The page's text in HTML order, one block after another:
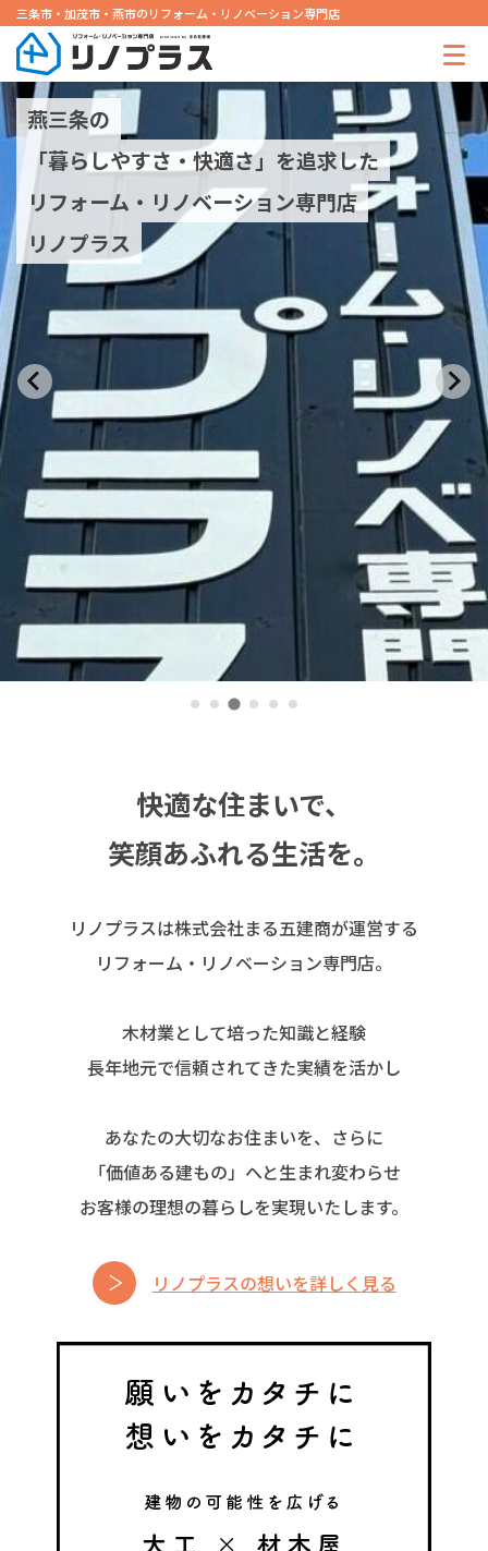
三条市・加茂市・燕市のリフォーム・リノベーション専門店
燕三条の
「暮らしやすさ・快適さ」を追求した
リフォーム・リノベーション専門店
リノプラス
快適な住まいで、
笑顔あふれる生活を。
リノプラスは株式会社まる五建商が運営する
リフォーム・リノベーション専門店。
木材業として培った知識と経験
長年地元で信頼されてきた実績を活かし
あなたの大切なお住まいを、さらに
「価値ある建もの」へと生まれ変わらせ
お客様の理想の暮らしを実現いたします。
リノプラスの想いを詳しく見る